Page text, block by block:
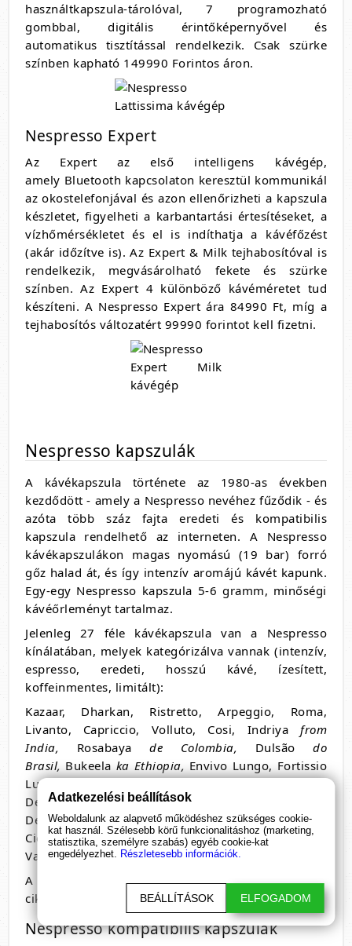
használtkapszula-tárolóval, 7 programozható
gombbal, digitális érintőképernyővel és
automatikus tisztítással rendelkezik. Csak szürke
színben kapható 149990 Forintos áron.
Nespresso Expert
Az Expert az első intelligens kávégép,
amely Bluetooth kapcsolaton keresztül kommunikál
az okostelefonjával és azon ellenőrizheti a kapszula
készletet, figyelheti a karbantartási értesítéseket, a
vízhőmérsékletet és el is indíthatja a kávéfőzést
(akár időzítve is). Az Expert & Milk tejhabosítóval is
rendelkezik, megvásárolható fekete és szürke
színben. Az Expert 4 különböző kávéméretet tud
készíteni. A Nespresso Expert ára 84990 Ft, míg a
tejhabosítós változatért 99990 forintot kell fizetni.
Nespresso kapszulák
A kávékapszula története az 1980-as években
kezdődött - amely a Nespresso nevéhez fűződik - és
azóta több száz fajta eredeti és kompatibilis
kapszula rendelhető az interneten. A Nespresso
kávékapszulákon magas nyomású (19 bar) forró
gőz halad át, és így intenzív aromájú kávét kapunk.
Egy-egy Nespresso kapszula 5-6 gramm, minőségi
kávéőrleményt tartalmaz.
Jelenleg 27 féle kávékapszula van a Nespresso
kínálatában, melyek kategórizálva vannak (intenzív,
espresso, eredeti, hosszú kávé, ízesített,
koffeinmentes, limitált):
Kazaar, Dharkan, Ristretto, Arpeggio, Roma,
Livanto, Capriccio, Volluto, Cosi, Indriya from
India, Rosabaya de Colombia, Dulsão do
Brasil, Bukeela ka Ethiopia, Envivo Lungo, Fortissio
Lungo, Linizio Lungo, Vivalto Lungo, Ristretto
Decaffeinato, Arpeggio Decaffeinato, Volluto
Decaffeinato, Vivalto Lungo Decaffeinato, Vanilio,
Ciocattino, Caramelito, Variations Snowball,
Variations Liquorice, Variations Orangette.
A Nespresso kávékapszulák táblázata egy másik
cikkünkben lesz összefoglalva.
Nespresso kompatibilis kapszulák
Adatkezelési beállítások
Weboldalunk az alapvető működéshez szükséges cookie-
kat használ. Szélesebb körű funkcionalitáshoz (marketing,
statisztika, személyre szabás) egyéb cookie-kat
engedélyezhet. Részletesebb információk.
BEÁLLÍTÁSOK ELFOGADOM